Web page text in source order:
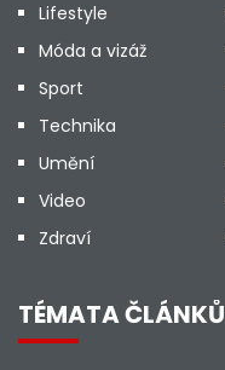
Lifestyle
Móda a vizáž
Sport
Technika
Umění
Video
Zdraví
TÉMATA ČLÁNKŮ